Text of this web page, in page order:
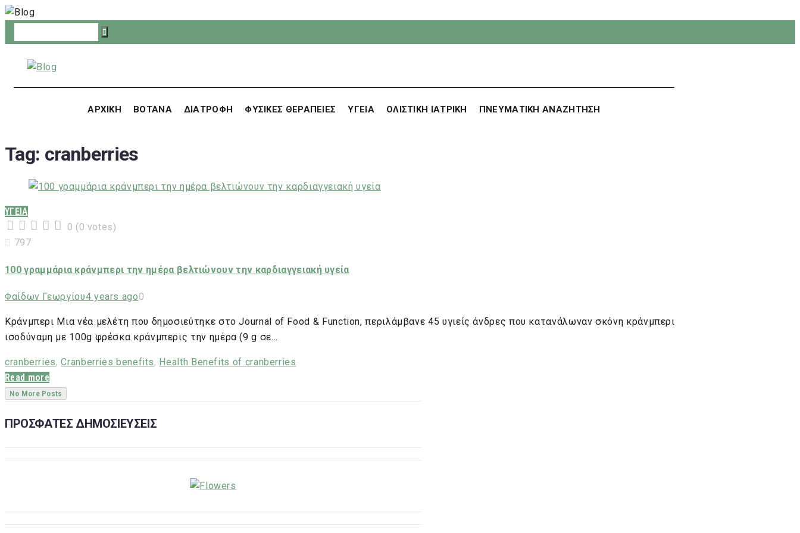
Skip
to
content
ΑΡΧΙΚΗ ΒΟΤΑΝΑ ΔΙΑΤΡΟΦΗ ΦΥΣΙΚΕΣ ΘΕΡΑΠΕΙΕΣ ΥΓΕΙΑ ΟΛΙΣΤΙΚΗ ΙΑΤΡΙΚΗ ΠΝΕΥΜΑΤΙΚΗ ΑΝΑΖΗΤΗΣΗ
Tag: cranberries
ΥΓΕΙΑ
3
2
1
0 (0 votes)
797
100 γραμμάρια κράνμπερι την ημέρα βελτιώνουν την καρδιαγγειακή υγεία
Φαίδων Γεωργίου4 years ago0
Κράνμπερι Μια νέα μελέτη που δημοσιεύτηκε στο Journal of Food & Function, περιλάμβανε 45 υγιείς άνδρες που κατανάλωναν σκόνη κράνμπερι
ισοδύναμη με 100g φρέσκα κράνμπερις την ημέρα (9 g σε…
cranberries,Cranberries benefits, Health Benefits of cranberries
Read more
No More Posts
ΠΡΟΣΦΑΤΕΣ ΔΗΜΟΣΙΕΥΣΕΙΣ